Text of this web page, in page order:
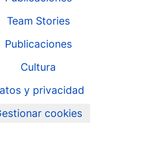
Team Stories
Publicaciones
Cultura
y privacidad
cookies